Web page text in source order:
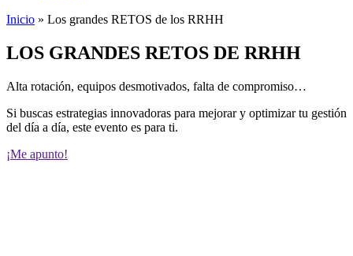
Inicio » Los grandes RETOS de los RRHH
LOS GRANDES RETOS DE RRHH​
Alta rotación, equipos desmotivados, falta de compromiso…
Si buscas estrategias innovadoras para mejorar y optimizar tu gestión
del día a día, este evento es para ti.
¡Me apunto!